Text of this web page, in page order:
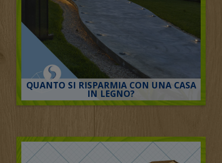
QUANTO SI RISPARMIA CON UNA CASA
IN LEGNO?